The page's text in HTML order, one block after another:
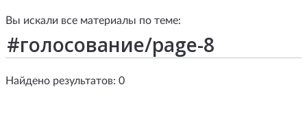
Вы искали все материалы по теме:
Найдено результатов: 0